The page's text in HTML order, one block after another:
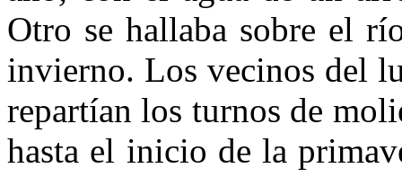
Otro se hallaba sobre el
invierno. Los vecinos del
repartían los turnos de
hasta el inicio de la